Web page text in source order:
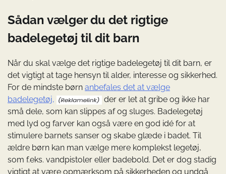
Sådan vælger du det rigtige
badelegetøj til dit barn
Når du skal vælge det rigtige badelegetøj til dit barn, er
det vigtigt at tage hensyn til alder, interesse og sikkerhed.
For de mindste børn anbefales det at vælge
badelegetøj,
der er let at gribe og ikke har
små dele, som kan slippes af og sluges. Badelegetøj
med lyd og farver kan også være en god idé for at
stimulere barnets sanser og skabe glæde i badet. Til
ældre børn kan man vælge mere komplekst legetøj,
som f.eks. vandpistoler eller badebold. Det er dog stadig
vigtigt at være opmærksom på sikkerheden og undgå